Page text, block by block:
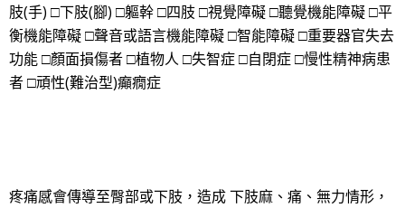
肢(手) □下肢(腳) □軀幹 □四肢 □視覺障礙 □聽覺機能障礙 □平
衡機能障礙 □聲音或語言機能障礙 □智能障礙 □重要器官失去
功能 □顏面損傷者 □植物人 □失智症 □自閉症 □慢性精神病患
者 □頑性(難治型)癲癇症
疼痛感會傳導至臀部或下肢，造成 下肢麻、痛、無力情形，